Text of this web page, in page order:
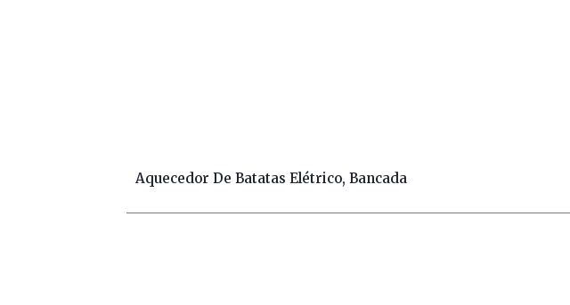
Aquecedor De Batatas Elétrico, Bancada